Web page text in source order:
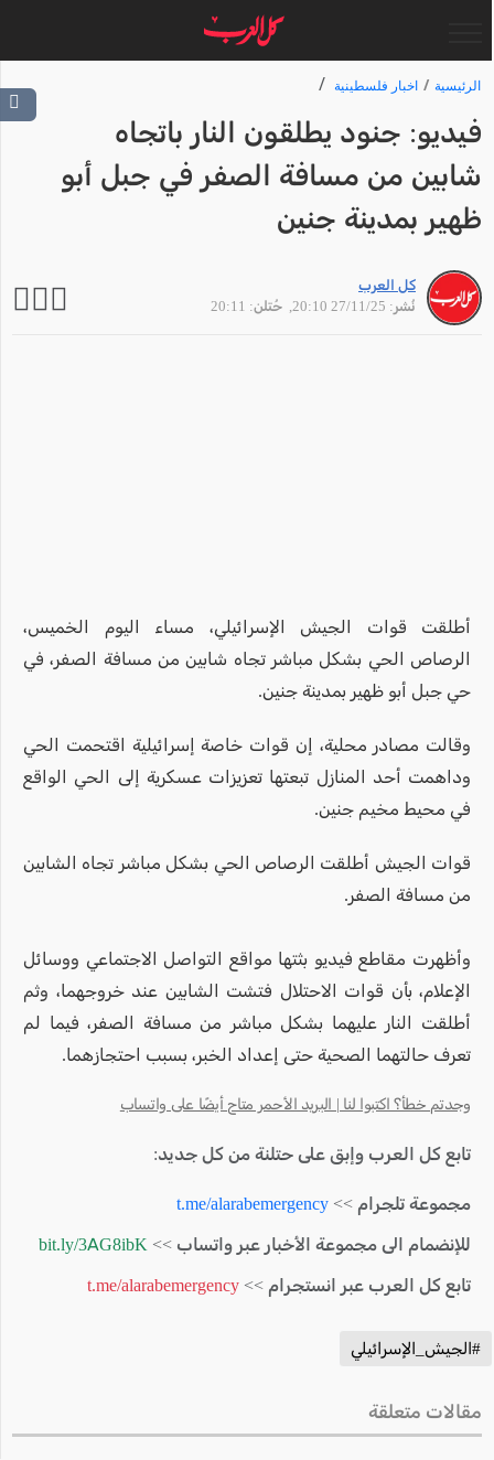
الرئيسية اخبار فلسطينية
فيديو: جنود يطلقون النار باتجاه
شابين من مسافة الصفر في جبل أبو
ظهير بمدينة جنين
كل العرب
نُشر: 27/11/25 20:10
, حُتلن: 20:11
أطلقت قوات الجيش الإسرائيلي، مساء اليوم الخميس،
الرصاص الحي بشكل مباشر تجاه شابين من مسافة الصفر، في
حي جبل أبو ظهير بمدينة جنين.
وقالت مصادر محلية، إن قوات خاصة إسرائيلية اقتحمت الحي
وداهمت أحد المنازل تبعتها تعزيزات عسكرية إلى الحي الواقع
في محيط مخيم جنين.
قوات الجيش أطلقت الرصاص الحي بشكل مباشر تجاه الشابين
من مسافة الصفر.
وأظهرت مقاطع فيديو بثتها مواقع التواصل الاجتماعي ووسائل
الإعلام، بأن قوات الاحتلال فتشت الشابين عند خروجهما، وثم
أطلقت النار عليهما بشكل مباشر من مسافة الصفر، فيما لم
تعرف حالتهما الصحية حتى إعداد الخبر، بسبب احتجازهما.
وجدتم خطأ؟ اكتبوا لنا | البريد الأحمر متاح أيضًا على واتساب
تابع كل العرب وإبق على حتلنة من كل جديد:
مجموعة تلجرام >> t.me/alarabemergency
للإنضمام الى مجموعة الأخبار عبر واتساب >> bit.ly/3AG8ibK
تابع كل العرب عبر انستجرام >> t.me/alarabemergency
#الجيش_الإسرائيلي
مقالات متعلقة